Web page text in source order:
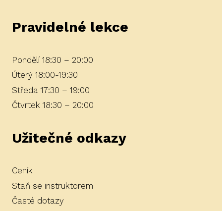
Pravidelné lekce
Pondělí 18:30 – 20:00
Úterý 18:00-19:30
Středa 17:30 – 19:00
Čtvrtek 18:30 – 20:00
Užitečné odkazy
Ceník
Staň se instruktorem
Časté dotazy